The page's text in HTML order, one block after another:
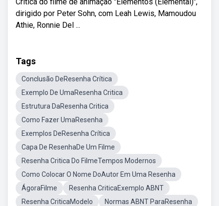
dirigido por Peter Sohn, com Leah Lewis, Mamoudou
Athie, Ronnie Del ...
Tags
Conclusão DeResenha Crítica
Exemplo De UmaResenha Critica
Estrutura DaResenha Critica
Como Fazer UmaResenha
Exemplos DeResenha Crítica
Capa De ResenhaDe Um Filme
Resenha Critica Do FilmeTempos Modernos
Como Colocar O Nome DoAutor Em Uma Resenha
ÁgoraFilme
Resenha CriticaExemplo ABNT
Resenha CriticaModelo
Normas ABNT ParaResenha